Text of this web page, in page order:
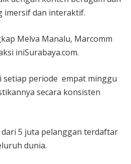
imersif dan interaktif.
Melva Manalu, Marcomm
iniSurabaya.com.
setiap periode empat minggu
secara konsisten
5 juta pelanggan terdaftar
dunia.